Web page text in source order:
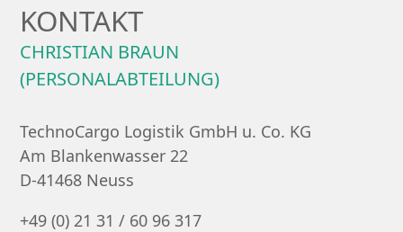
KONTAKT
CHRISTIAN BRAUN
(PERSONALABTEILUNG)
TechnoCargo Logistik GmbH u. Co. KG
Am Blankenwasser 22
D-41468 Neuss
+49 (0) 21 31 / 60 96 317